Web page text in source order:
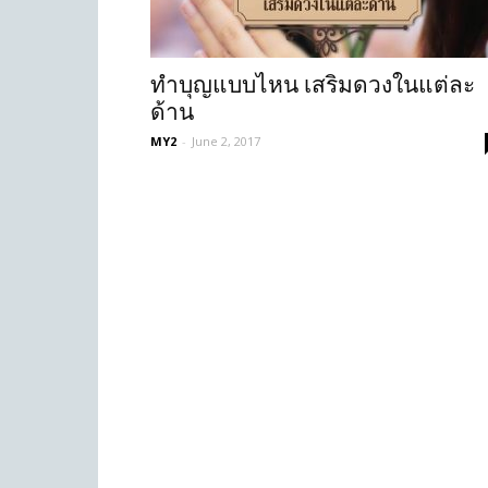
ทำบุญแบบไหน เสริมดวงในแต่ละ
ด้าน
MY2 - June 2, 2017